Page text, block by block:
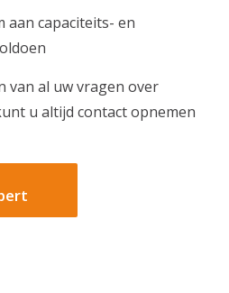
capaciteits- en
van al uw vragen over
u altijd contact opnemen